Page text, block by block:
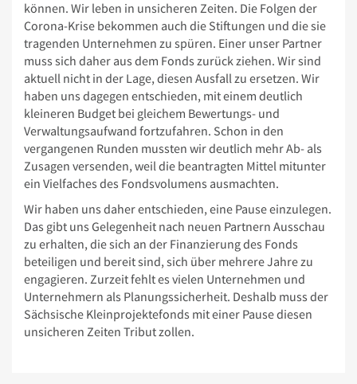
können. Wir leben in unsicheren Zeiten. Die Folgen der
Corona-Krise bekommen auch die Stiftungen und die sie
tragenden Unternehmen zu spüren. Einer unser Partner
muss sich daher aus dem Fonds zurück ziehen. Wir sind
aktuell nicht in der Lage, diesen Ausfall zu ersetzen. Wir
haben uns dagegen entschieden, mit einem deutlich
kleineren Budget bei gleichem Bewertungs- und
Verwaltungsaufwand fortzufahren. Schon in den
vergangenen Runden mussten wir deutlich mehr Ab- als
Zusagen versenden, weil die beantragten Mittel mitunter
ein Vielfaches des Fondsvolumens ausmachten.
Wir haben uns daher entschieden, eine Pause einzulegen.
Das gibt uns Gelegenheit nach neuen Partnern Ausschau
zu erhalten, die sich an der Finanzierung des Fonds
beteiligen und bereit sind, sich über mehrere Jahre zu
engagieren. Zurzeit fehlt es vielen Unternehmen und
Unternehmern als Planungssicherheit. Deshalb muss der
Sächsische Kleinprojektefonds mit einer Pause diesen
unsicheren Zeiten Tribut zollen.